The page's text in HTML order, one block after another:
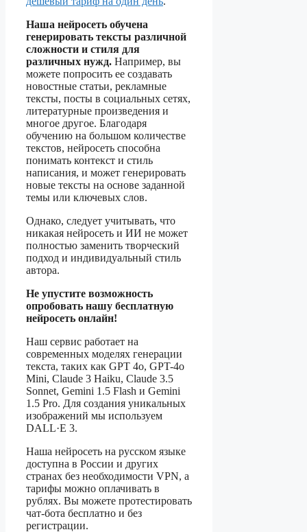
Наша нейросеть обучена
генерировать тексты различной
сложности и стиля для
различных нужд. Например, вы
можете попросить ее создавать
новостные статьи, рекламные
тексты, посты в социальных сетях,
литературные произведения и
многое другое. Благодаря
обучению на большом количестве
текстов, нейросеть способна
понимать контекст и стиль
написания, и может генерировать
новые тексты на основе заданной
темы или ключевых слов.
Однако, следует учитывать, что
никакая нейросеть и ИИ не может
полностью заменить творческий
подход и индивидуальный стиль
автора.
Не упустите возможность
опробовать нашу бесплатную
нейросеть онлайн!
Наш сервис работает на
современных моделях генерации
текста, таких как GPT 4o, GPT-4o
Mini, Claude 3 Haiku, Claude 3.5
Sonnet, Gemini 1.5 Flash и Gemini
1.5 Pro. Для создания уникальных
изображений мы используем
DALL·E 3.
Наша нейросеть на русском языке
доступна в России и других
странах без необходимости VPN, а
тарифы можно оплачивать в
рублях. Вы можете протестировать
чат-бота бесплатно и без
регистрации.